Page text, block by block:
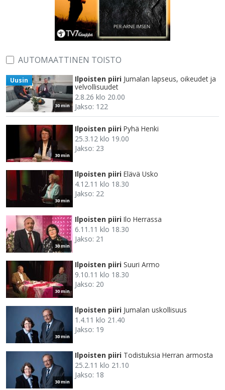
AUTOMAATTINEN TOISTO
30 min
Uusin Ilpoisten piiri Jumalan lapseus, oikeudet ja
velvollisuudet
2.8.26 klo 20.00
Jakso: 122
30 min
Ilpoisten piiri Pyhä Henki
25.3.12 klo 19.00
Jakso: 23
30 min
Ilpoisten piiri Elävä Usko
4.12.11 klo 18.30
Jakso: 22
30 min
Ilpoisten piiri Ilo Herrassa
6.11.11 klo 18.30
Jakso: 21
30 min
Ilpoisten piiri Suuri Armo
9.10.11 klo 18.30
Jakso: 20
30 min
Ilpoisten piiri Jumalan uskollisuus
1.4.11 klo 21.40
Jakso: 19
30 min
Ilpoisten piiri Todistuksia Herran armosta
25.2.11 klo 21.10
Jakso: 18